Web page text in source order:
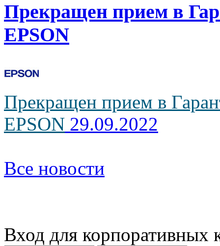
Прекращен прием в
EPSON
Прекращен прием в
EPSON 29.09.2022
Все новости
Вход для корпоративных